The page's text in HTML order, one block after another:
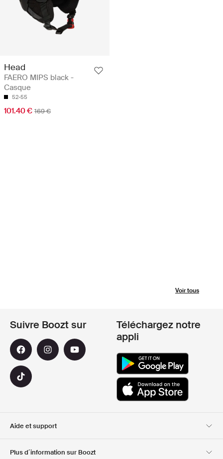
Head
FAERO MIPS black -
Casque
52-55
101.40 € 169 €
Voir tous
Aide et support
Plus d´information sur Boozt
Suivre Boozt sur
Téléchargez notre
appli